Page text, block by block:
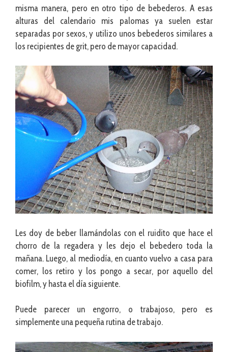
misma manera, pero en otro tipo de bebederos. A esas
alturas del calendario mis palomas ya suelen estar
separadas por sexos, y utilizo unos bebederos similares a
los recipientes de grit, pero de mayor capacidad.
Les doy de beber llamándolas con el ruidito que hace el
chorro de la regadera y les dejo el bebedero toda la
mañana. Luego, al mediodía, en cuanto vuelvo a casa para
comer, los retiro y los pongo a secar, por aquello del
biofilm, y hasta el día siguiente.
Puede parecer un engorro, o trabajoso, pero es
simplemente una pequeña rutina de trabajo.